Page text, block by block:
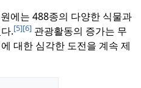
에는 488종의 다양한 식물과
.[5][6] 관광활동의 증가는 무
대한 심각한 도전을 계속 제